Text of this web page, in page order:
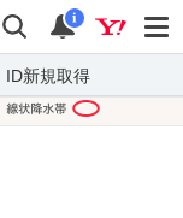
検索 通知
i
ID新規取得